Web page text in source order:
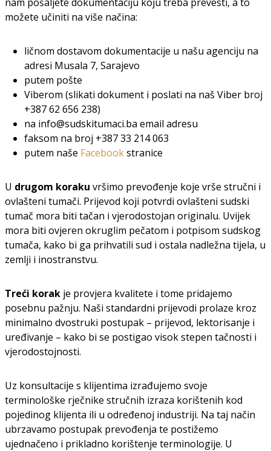
možete učiniti na više načina:
ličnom dostavom dokumentacije u našu agenciju na
adresi Musala 7, Sarajevo
putem pošte
Viberom (slikati dokument i poslati na naš Viber broj
+387 62 656 238)
na info@sudskitumaci.ba email adresu
faksom na broj +387 33 214 063
putem naše Facebookstranice
U drugom koraku vršimo prevođenje koje vrše stručni i
ovlašteni tumači. Prijevod koji potvrdi ovlašteni sudski
tumač mora biti tačan i vjerodostojan originalu. Uvijek
mora biti ovjeren okruglim pečatom i potpisom sudskog
tumača, kako bi ga prihvatili sud i ostala nadležna tijela, u
zemlji i inostranstvu.
Treći korak je provjera kvalitete i tome pridajemo
posebnu pažnju. Naši standardni prijevodi prolaze kroz
minimalno dvostruki postupak – prijevod, lektorisanje i
uređivanje – kako bi se postigao visok stepen tačnosti i
vjerodostojnosti.
Uz konsultacije s klijentima izrađujemo svoje
terminološke rječnike stručnih izraza korištenih kod
pojedinog klijenta ili u određenoj industriji. Na taj način
ubrzavamo postupak prevođenja te postižemo
ujednačeno i prikladno korištenje terminologije. U